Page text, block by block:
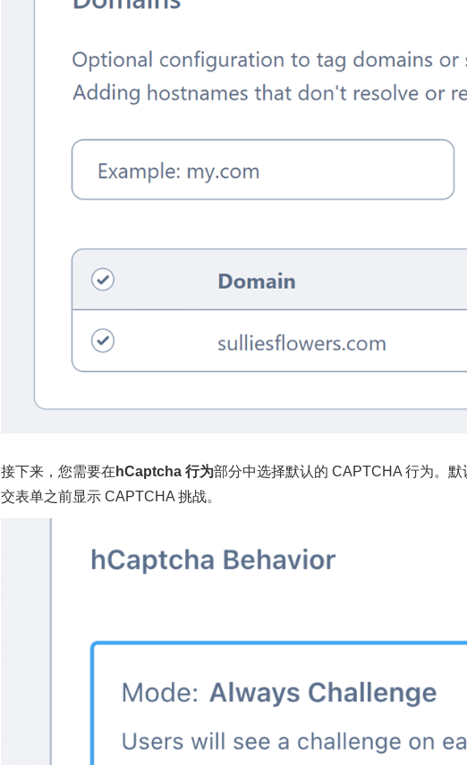
接下来，您需要在 hCaptcha 行为部分中选择默认的 CAPTCHA 行为。默
交表单之前显示 CAPTCHA 挑战。